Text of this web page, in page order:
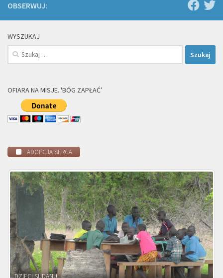
OBSERWUJ:
WYSZUKAJ
Szukaj:
OFIARA NA MISJE. 'BÓG ZAPŁAĆ’
ADOPCJA SERCA
DZIECI ZAMBII